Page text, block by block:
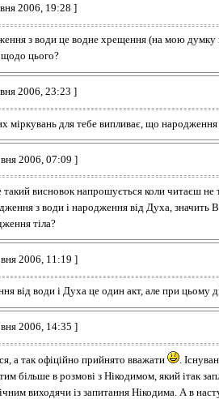
2006, 19:28 ]
з води це водне хрещення (на мою думку
щодо цього?
2006, 23:23 ]
міркувань для тебе випливає, що
2006, 07:09 ]
висновок напрошується коли читаєш не
з води і народження від Духа,
тіла?
2006, 11:19 ]
від води і Духа це один акт, але при цьому
2006, 14:35 ]
а так офіційно прийнято вважати
.
більше в розмові з Нікодимом, який ітак
виходячи із запитання Нікодима. А в